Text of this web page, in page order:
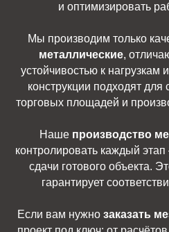
и оптимизировать
Мы производим только
металлические,
устойчивостью к нагрузкам
конструкции подходят для
торговых площадей и
Наше производство
контролировать каждый
сдачи готового объекта.
гарантирует
Если вам нужно заказать